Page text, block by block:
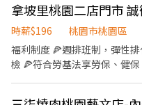
拿坡里桃園二店門市
時薪$196
桃園市桃園區
福利制度 🍕週排班制，彈性
檢 🍕符合勞基法享勞保、健保、勞退提撥 🍕員工餐優惠 【工作說明